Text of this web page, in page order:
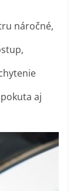
náročné,
aj